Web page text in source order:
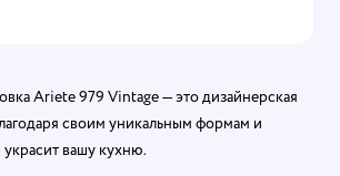
Ariete 979 Vintage — это дизайнерская
своим уникальным формам и
украсит вашу кухню.